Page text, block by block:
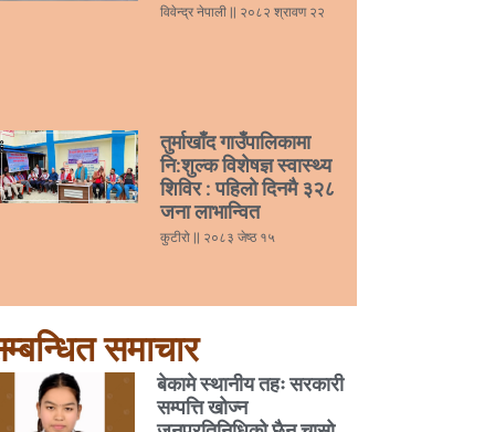
विवेन्द्र नेपाली २०८२ श्रावण २२
तुर्माखाँद गाउँपालिकामा
नि:शुल्क विशेषज्ञ स्वास्थ्य
शिविर : पहिलो दिनमै ३२८
जना लाभान्वित
कुटीरो २०८३ जेष्ठ १५
समाचार
बेकामे स्थानीय तहः सरकारी
सम्पत्ति खोज्न